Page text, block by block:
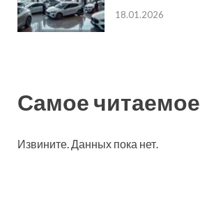
18.01.2026
Самое читаемое
Извините. Данных пока нет.